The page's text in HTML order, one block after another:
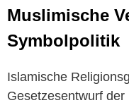
Muslimische
Symbolpolitik
Islamische
Gesetzesentwurf